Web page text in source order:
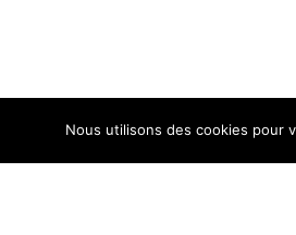
Nous utilisons des cookies pour